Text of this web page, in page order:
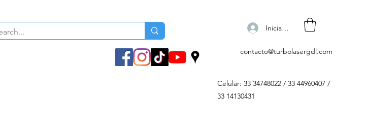
Iniciar sesión
contacto@turbolasergdl.com
Celular: 33 34748022 / 33 44960407 /
33 14130431